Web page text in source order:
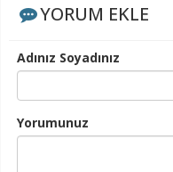
YORUM EKLE
Adınız Soyadınız
Yorumunuz